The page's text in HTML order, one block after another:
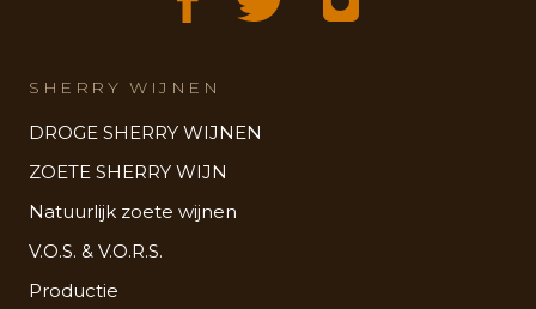
SHERRY WIJNEN
DROGE SHERRY WIJNEN
ZOETE SHERRY WIJN
Natuurlijk zoete wijnen
V.O.S. & V.O.R.S.
Productie